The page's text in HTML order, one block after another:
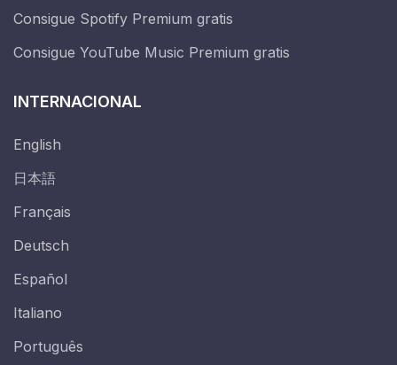
Consigue Spotify Premium gratis
Consigue YouTube Music Premium gratis
INTERNACIONAL
English
日本語
Français
Deutsch
Español
Italiano
Português